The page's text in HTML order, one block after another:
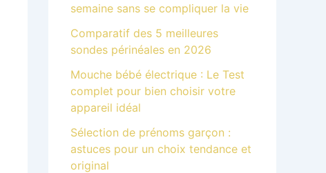
semaine sans se compliquer la vie
Comparatif des 5 meilleures
sondes périnéales en 2026
Mouche bébé électrique : Le Test
complet pour bien choisir votre
appareil idéal
Sélection de prénoms garçon :
astuces pour un choix tendance et
original